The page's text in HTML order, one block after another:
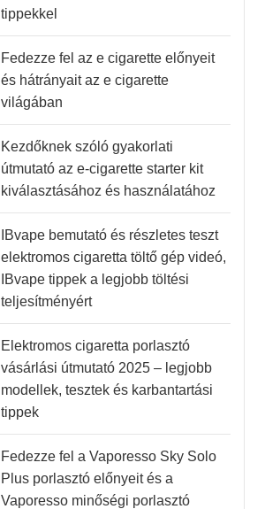
tippekkel
Fedezze fel az e cigarette előnyeit
és hátrányait az e cigarette
világában
Kezdőknek szóló gyakorlati
útmutató az e-cigarette starter kit
kiválasztásához és használatához
IBvape bemutató és részletes teszt
elektromos cigaretta töltő gép videó,
IBvape tippek a legjobb töltési
teljesítményért
Elektromos cigaretta porlasztó
vásárlási útmutató 2025 – legjobb
modellek, tesztek és karbantartási
tippek
Fedezze fel a Vaporesso Sky Solo
Plus porlasztó előnyeit és a
Vaporesso minőségi porlasztó